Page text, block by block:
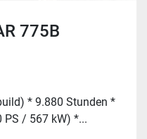
775B
* 9.880 Stunden *
PS / 567 kW) *...